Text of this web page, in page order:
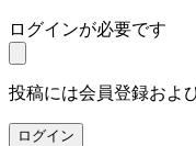
ログインが必要です
投稿には会員登録およ
ログイン